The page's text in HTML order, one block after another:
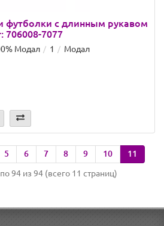
футболки с длинным рукавом
706008-7077
Модал 1 Модал
5 6 7 8 9 10 11
94 из 94 (всего 11 страниц)